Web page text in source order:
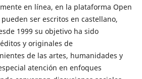
en línea, en la plataforma Open
pueden ser escritos en castellano,
1999 su objetivo ha sido
y originales de
de las artes, humanidades y
atención en enfoques